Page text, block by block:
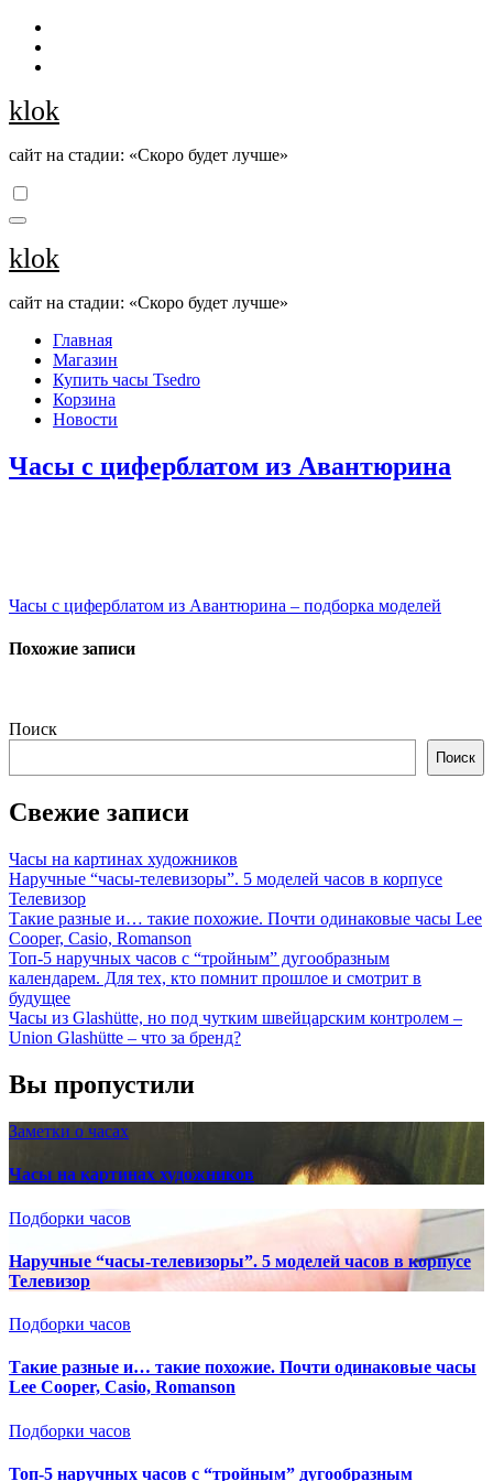
Перейти
содержанию
klok
сайт на стадии: «Скоро будет лучше»
klok
сайт на стадии: «Скоро будет лучше»
Главная
Магазин
Купить часы Tsedro
Корзина
Новости
Часы с циферблатом из Авантюрина
Навигация
по
Часы с циферблатом из Авантюрина – подборка моделей
Похожие записи
Поиск
Поиск
Свежие записи
Часы на картинах художников
Наручные “часы-телевизоры”. 5 моделей часов в корпусе
Телевизор
Такие разные и… такие похожие. Почти одинаковые часы Lee
Cooper, Casio, Romanson
Топ-5 наручных часов с “тройным” дугообразным
календарем. Для тех, кто помнит прошлое и смотрит в
будущее
Часы из Glashütte, но под чутким швейцарским контролем –
Union Glashütte – что за бренд?
Вы пропустили
Заметки о часах
Часы на картинах художников
Подборки часов
Наручные “часы-телевизоры”. 5 моделей часов в корпусе
Телевизор
Подборки часов
Такие разные и… такие похожие. Почти одинаковые часы
Lee Cooper, Casio, Romanson
Подборки часов
Топ-5 наручных часов с “тройным” дугообразным